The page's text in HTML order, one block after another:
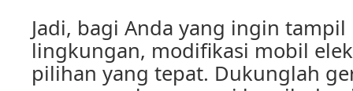
Jadi, bagi Anda yang ingin
lingkungan, modifikasi mobil
pilihan yang tepat. Dukunglah